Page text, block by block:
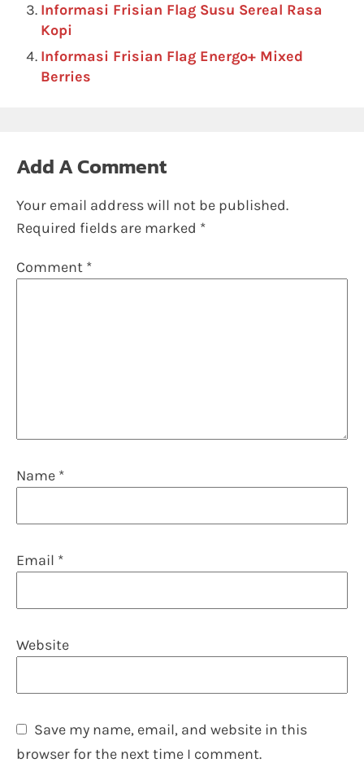
Informasi Frisian Flag Susu Sereal Rasa
Kopi
Informasi Frisian Flag Energo+ Mixed
Berries
Add A Comment
Your email address will not be published.
Required fields are marked *
Comment *
Name *
Email *
Website
Save my name, email, and website in this
browser for the next time I comment.